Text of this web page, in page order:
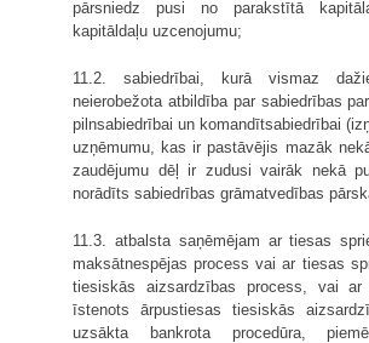
pārsniedz pusi no parakstītā
kapitāldaļu uzcenojumu;
11.2. sabiedrībai, kurā vismaz
neierobežota atbildība par sabiedrības
pilnsabiedrībai un komandītsabiedrībai
uzņēmumu, kas ir pastāvējis mazāk
zaudējumu dēļ ir zudusi vairāk nekā
norādīts sabiedrības grāmatvedības
11.3. atbalsta saņēmējam ar tiesas
maksātnespējas process vai ar tiesas
tiesiskās aizsardzības process, vai
īstenots ārpustiesas tiesiskās
uzsākta bankrota procedūra,